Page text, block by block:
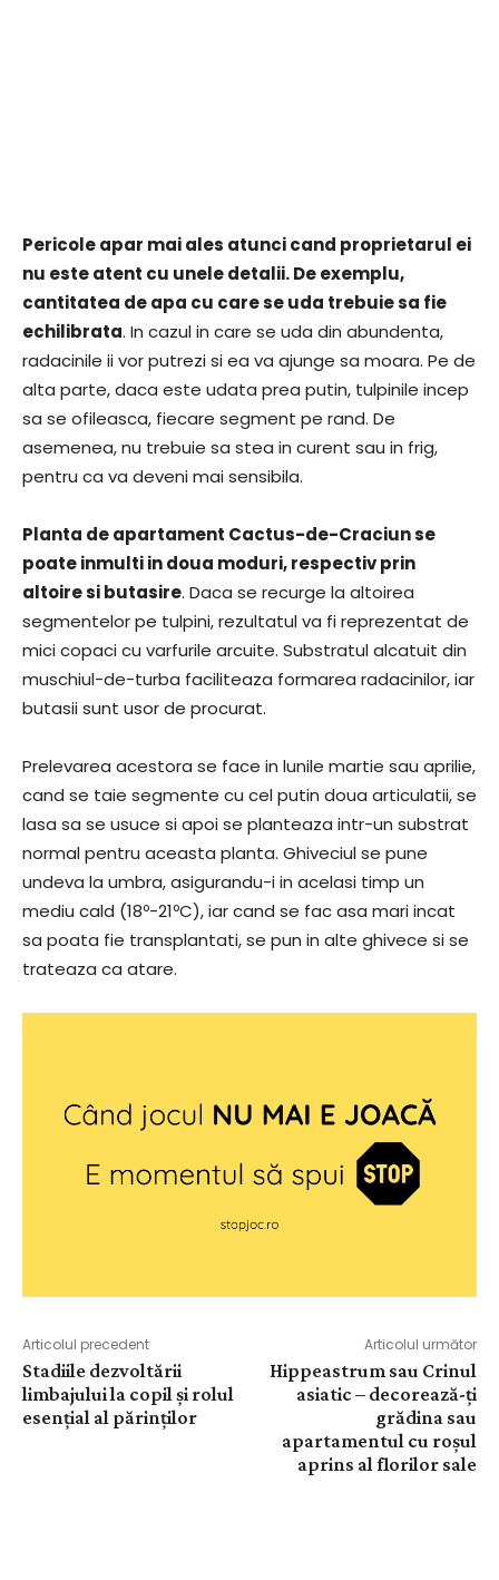
Pericole apar mai ales atunci cand proprietarul ei
nu este atent cu unele detalii. De exemplu,
cantitatea de apa cu care se uda trebuie sa fie
echilibrata. In cazul in care se uda din abundenta,
radacinile ii vor putrezi si ea va ajunge sa moara. Pe de
alta parte, daca este udata prea putin, tulpinile incep
sa se ofileasca, fiecare segment pe rand. De
asemenea, nu trebuie sa stea in curent sau in frig,
pentru ca va deveni mai sensibila.
Planta de apartament Cactus-de-Craciun se
poate inmulti in doua moduri, respectiv prin
altoire si butasire. Daca se recurge la altoirea
segmentelor pe tulpini, rezultatul va fi reprezentat de
mici copaci cu varfurile arcuite. Substratul alcatuit din
muschiul-de-turba faciliteaza formarea radacinilor, iar
butasii sunt usor de procurat.
Prelevarea acestora se face in lunile martie sau aprilie,
cand se taie segmente cu cel putin doua articulatii, se
lasa sa se usuce si apoi se planteaza intr-un substrat
normal pentru aceasta planta. Ghiveciul se pune
undeva la umbra, asigurandu-i in acelasi timp un
mediu cald (18º-21ºC), iar cand se fac asa mari incat
sa poata fie transplantati, se pun in alte ghivece si se
trateaza ca atare.
Articolul precedent
Stadiile dezvoltării
limbajului la copil și rolul
esențial al părinților
Articolul următor
Hippeastrum sau Crinul
asiatic – decorează-ți
grădina sau
apartamentul cu roșul
aprins al florilor sale